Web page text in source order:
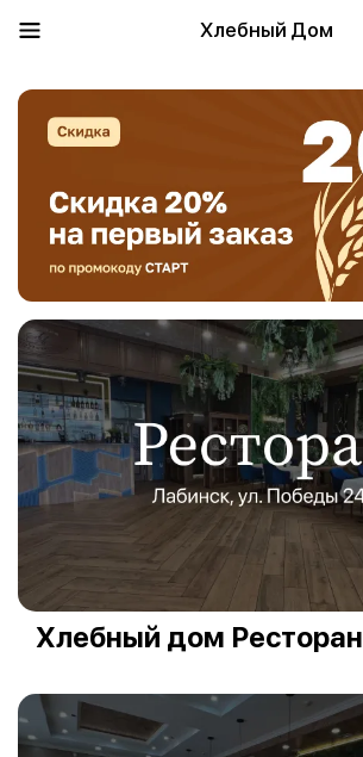
Хлебный Дом
Хлебный дом Ресторан